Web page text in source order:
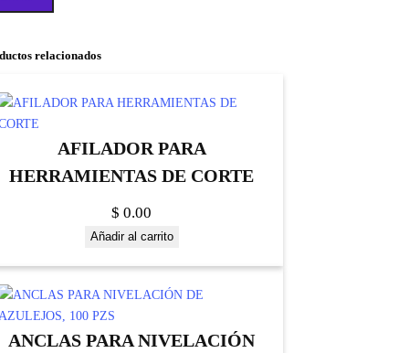
relacionados
AFILADOR PARA
HERRAMIENTAS DE CORTE
$ 0.00
Añadir al carrito
ANCLAS PARA NIVELACIÓN